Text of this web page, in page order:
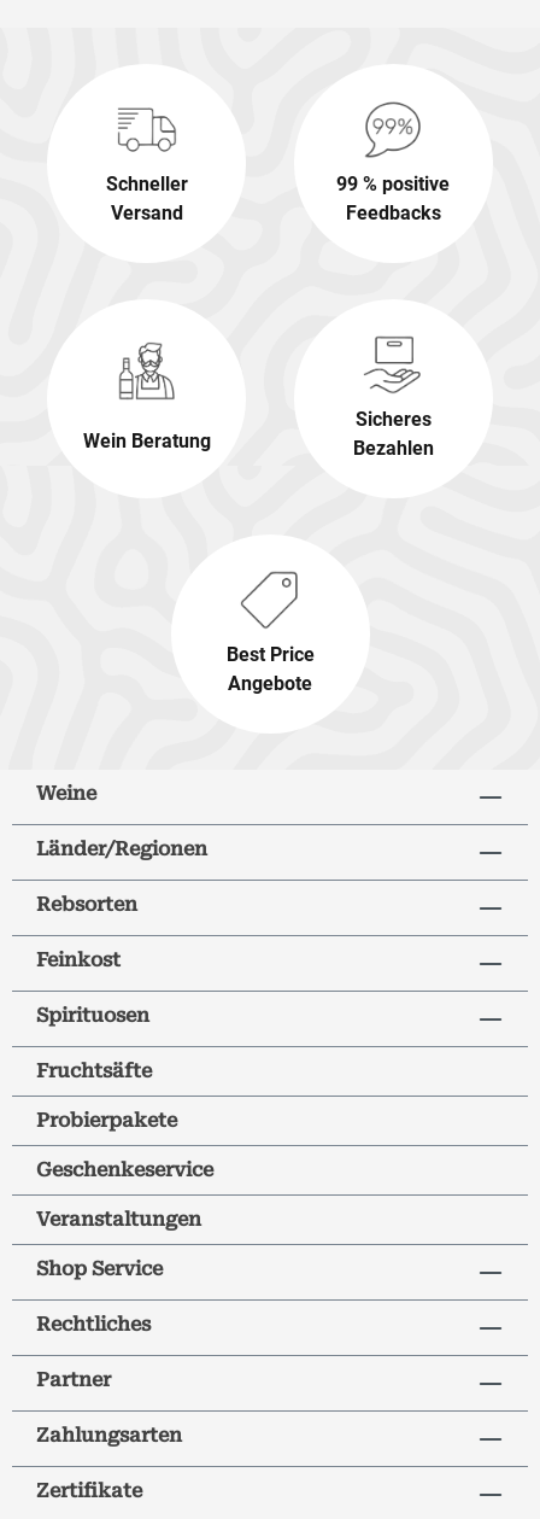
Schneller
Versand
99 % positive
Feedbacks
Wein Beratung
Sicheres
Bezahlen
Best Price
Angebote
Weine
Länder/Regionen
Rebsorten
Feinkost
Spirituosen
Fruchtsäfte
Probierpakete
Geschenkeservice
Veranstaltungen
Shop Service
Rechtliches
Partner
Zahlungsarten
Zertifikate